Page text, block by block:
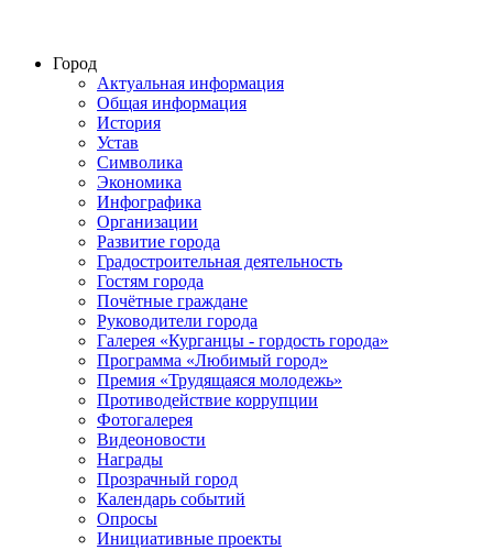
Город
Актуальная информация
Общая информация
История
Устав
Символика
Экономика
Инфографика
Организации
Развитие города
Градостроительная деятельность
Гостям города
Почётные граждане
Руководители города
Галерея «Курганцы - гордость города»
Программа «Любимый город»
Премия «Трудящаяся молодежь»
Противодействие коррупции
Фотогалерея
Видеоновости
Награды
Прозрачный город
Календарь событий
Опросы
Инициативные проекты